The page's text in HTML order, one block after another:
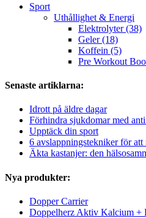
Sport
Uthållighet & Energi
Elektrolyter (38)
Geler (18)
Koffein (5)
Pre Workout
Senaste artiklarna:
Idrott på äldre dagar
Förhindra sjukdomar med
Upptäck din sport
6 avslappningstekniker för att
Äkta kastanjer: den
Nya produkter:
Dopper Carrier
Doppelherz Aktiv Kalcium +